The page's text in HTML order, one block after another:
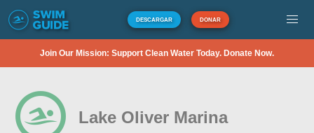
DESCARGAR DONAR
Join Our Mission: Support Clean Water Today. Donate Now.
Lake Oliver Marina